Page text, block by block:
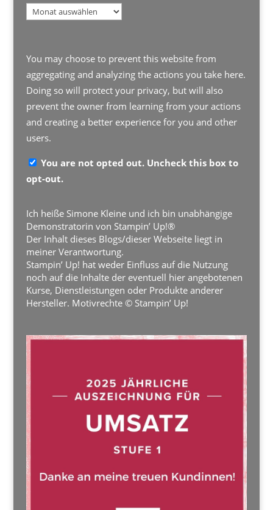
Archiv
You may choose to prevent this website from
aggregating and analyzing the actions you take here.
Doing so will protect your privacy, but will also
prevent the owner from learning from your actions
and creating a better experience for you and other
users.
You are not opted out. Uncheck this box to
opt-out.
Ich heiße Simone Kleine und ich bin unabhängige
Demonstratorin von Stampin’ Up!®
Der Inhalt dieses Blogs/dieser Webseite liegt in
meiner Verantwortung.
Stampin’ Up! hat weder Einfluss auf die Nutzung
noch auf die Inhalte der eventuell hier angebotenen
Kurse, Dienstleistungen oder Produkte anderer
Hersteller. Motivrechte © Stampin’ Up!